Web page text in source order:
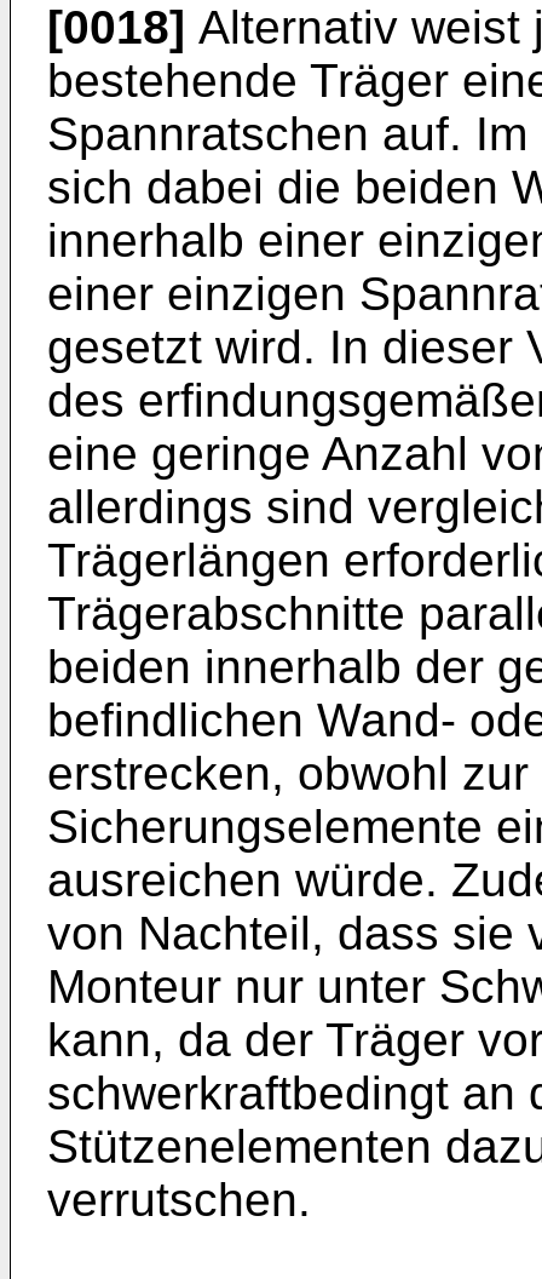
[0018] Alternativ weist
bestehende Träger
Spannratschen auf.
sich dabei die beiden
innerhalb einer
einer einzigen
gesetzt wird. In dieser
des
eine geringe Anzahl
allerdings sind
Trägerlängen
Trägerabschnitte
beiden innerhalb der
befindlichen Wand-
erstrecken, obwohl
Sicherungselemente
ausreichen würde.
von Nachteil, dass sie
Monteur nur unter
kann, da der Träger
schwerkraftbedingt an
Stützenelementen
verrutschen.